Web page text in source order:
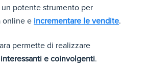
potente strumento per
online e incrementare le vendite.
permette di realizzare
e coinvolgenti.